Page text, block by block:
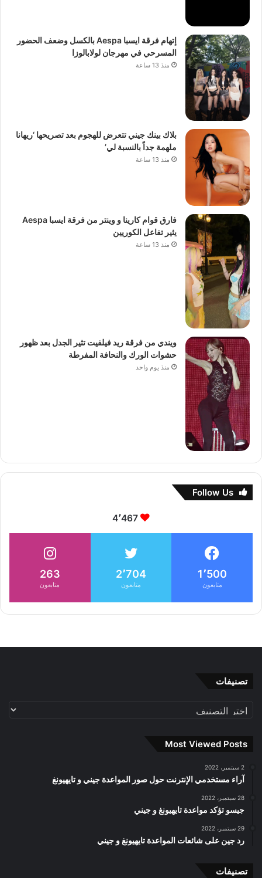
إتهام فرقة ايسبا Aespa بالكسل وضعف الحضور
المسرحي في مهرجان لولابالوزا
منذ 13 ساعة
بلاك بينك جيني تتعرض للهجوم بعد تصريحها ‘ريهانا
ملهمة جداً بالنسبة لي’
منذ 13 ساعة
فارق قوام كارينا و وينتر من فرقة ايسبا Aespa
يثير تفاعل الكوريين
منذ 13 ساعة
ويندي من فرقة ريد فيلفيت تثير الجدل بعد ظهور
حشوات الورك والنحافة المفرطة
منذ يوم واحد
Follow Us
4٬467
1٬500
متابعون
2٬704
متابعون
263
متابعون
تصنيفات
تصنيفات
Most Viewed Posts
2 سبتمبر، 2022
آراء مستخدمي الإنترنت حول صور المواعدة جيني و تايهيونغ
28 سبتمبر، 2022
جيسو تؤكد مواعدة تايهيونغ و جيني
29 سبتمبر، 2022
رد جين على شائعات المواعدة تايهيونغ و جيني
تصنيفات